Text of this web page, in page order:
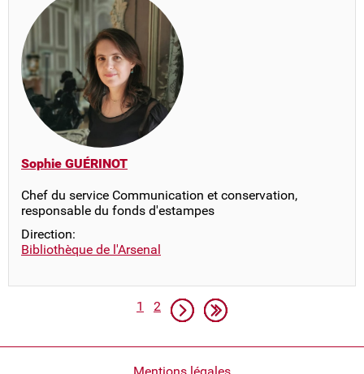
Sophie GUÉRINOT
Chef du service Communication et conservation,
responsable du fonds d'estampes
Direction:
Bibliothèque de l'Arsenal
Pagination
Page
1 Page
2 Page suivante
Dernière page